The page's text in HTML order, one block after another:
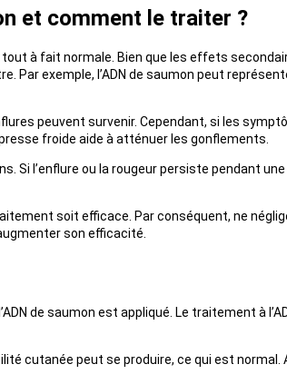
et comment le traiter ?
à fait normale. Bien que les effets
Par exemple, l’ADN de saumon peut
peuvent survenir. Cependant, si les
froide aide à atténuer les gonflements.
l’enflure ou la rougeur persiste pendant une
soit efficace. Par conséquent, ne
son efficacité.
de saumon est appliqué. Le traitement à
cutanée peut se produire, ce qui est normal.